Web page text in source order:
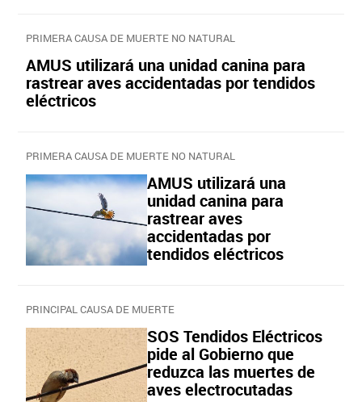
PRIMERA CAUSA DE MUERTE NO NATURAL
AMUS utilizará una unidad canina para
rastrear aves accidentadas por tendidos
eléctricos
PRIMERA CAUSA DE MUERTE NO NATURAL
AMUS utilizará una
unidad canina para
rastrear aves
accidentadas por
tendidos eléctricos
PRINCIPAL CAUSA DE MUERTE
SOS Tendidos Eléctricos
pide al Gobierno que
reduzca las muertes de
aves electrocutadas